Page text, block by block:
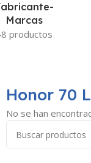
Marcas
productos
Honor 70
No se han